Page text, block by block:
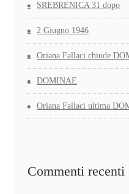
SREBRENICA 31 dopo
2 Giugno 1946
Oriana Fallaci chiude
DOMINAE
Oriana Fallaci ultima
Commenti recenti